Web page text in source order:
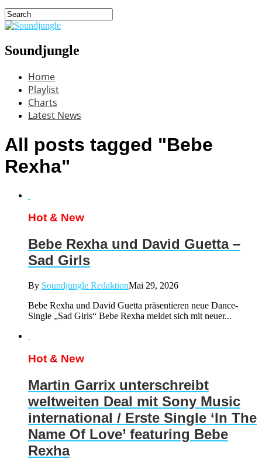
Soundjungle
Home
Playlist
Charts
Latest News
All posts tagged "Bebe
Rexha"
Hot & New
Bebe Rexha und David Guetta –
Sad Girls
By Soundjungle RedaktionMai 29, 2026
Bebe Rexha und David Guetta präsentieren neue Dance-
Single „Sad Girls“ Bebe Rexha meldet sich mit neuer...
Hot & New
Martin Garrix unterschreibt
weltweiten Deal mit Sony Music
international / Erste Single ‘In The
Name Of Love’ featuring Bebe
Rexha